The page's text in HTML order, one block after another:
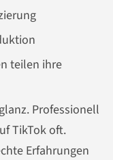
teilen ihre
Professionell
TikTok oft.
Erfahrungen